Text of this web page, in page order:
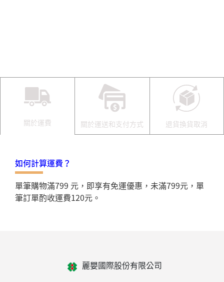
關於運費 關於運送和支付方式 退貨換貨取消
如何計算運費？
單筆購物滿799 元，即享有免運優惠，未滿799元，單
筆訂單酌收運費120元。
麗嬰國際股份有限公司